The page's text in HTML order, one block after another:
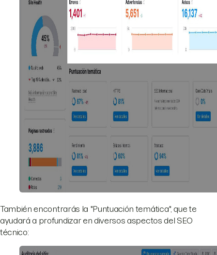
También encontrarás la "Puntuación temática", que te
ayudará a profundizar en diversos aspectos del SEO
técnico: